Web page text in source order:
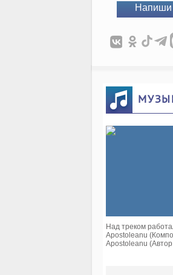
Над треком
Apostoleanu
Apostoleanu